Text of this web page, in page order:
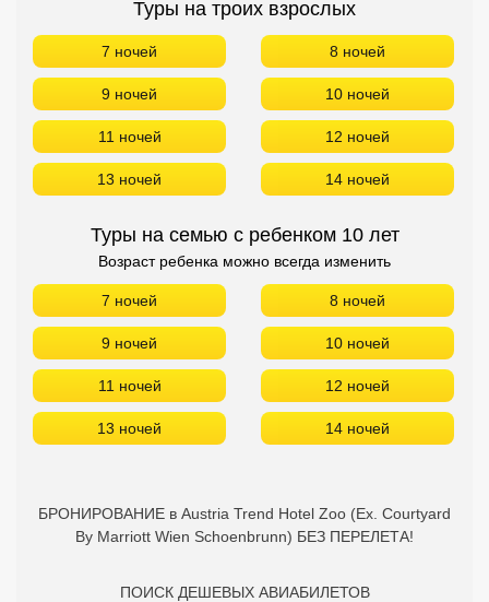
Туры на троих взрослых
7 ночей 8 ночей
9 ночей 10 ночей
11 ночей 12 ночей
13 ночей 14 ночей
Туры на семью с ребенком 10 лет
Возраст ребенка можно всегда изменить
7 ночей 8 ночей
9 ночей 10 ночей
11 ночей 12 ночей
13 ночей 14 ночей
БРОНИРОВАНИЕ в Austria Trend Hotel Zoo (Ex. Courtyard
By Marriott Wien Schoenbrunn) БЕЗ ПЕРЕЛЕТА!
ПОИСК ДЕШЕВЫХ АВИАБИЛЕТОВ